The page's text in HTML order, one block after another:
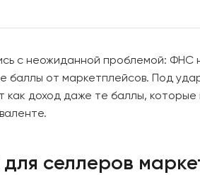
с неожиданной проблемой: ФНС
баллы от маркетплейсов. Под
доход даже те баллы, которые
селлеров